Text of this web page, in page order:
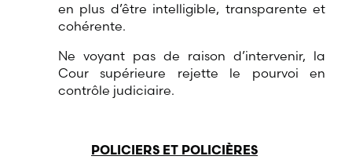
en plus d’être intelligible, transparente et
cohérente.
Ne voyant pas de raison d’intervenir, la
Cour supérieure rejette le pourvoi en
contrôle judiciaire.
POLICIERS ET POLICIÈRES